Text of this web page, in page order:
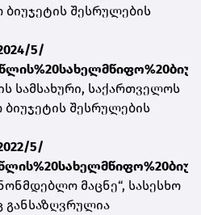
შესრულების
5/
სამსახური, საქართველოს
შესრულების
5/
მაცნე“, სასესხო
განსაზღვრულია